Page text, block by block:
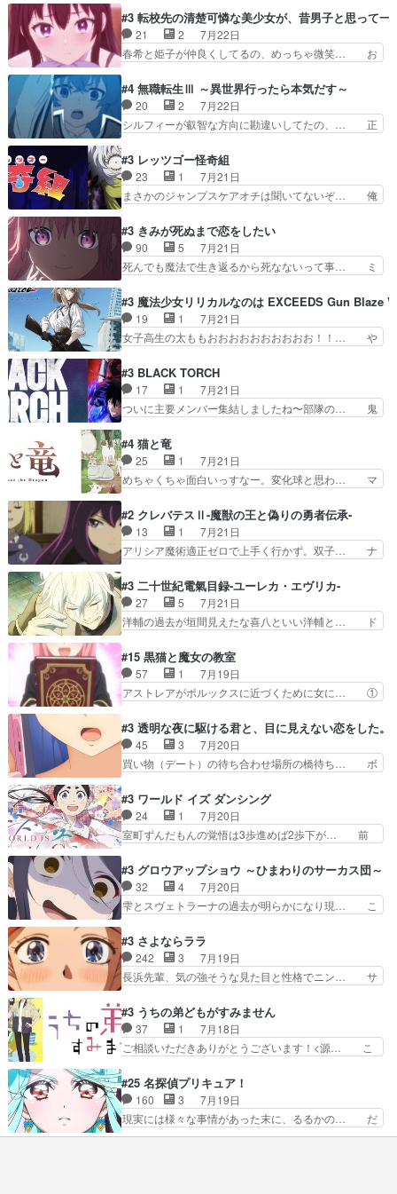
然にに求めていたのは頭の… 主人公含めどいつも
こいつもカラフルなだけ… 跡継ぎ候補多すぎるw
参加しなかった人気に…
2029年の科学文明について我々の世界… まず、
効果音がいい。私が思うに、銃撃戦が… いきなり
のハラハラ感。犯人をどんどん追い… 擬似記憶な
の本物なのか分からないと思う？… をバンダイチ
OVAならアリかな。ICT… 冒頭のアクションから
釘付けだった。皆人形… ひとつの単体の作品とし
ては悪くないと思い…
#3 転校先の清楚可憐な美少女が、昔男子と思って一
21 2
7月22日
春希と姫子が仲良くしてるの、めっちゃ微笑… お
堂さんが女性だってことみんな知らなか… 姫子さ
んと三岳さんがラストに姫子さんのお… 初めて夜
のコンビニに行った隼人と姫子は偶… こういう学
園物のラブコメ元々好きだから設… にしても妹は
久」役で出演してまーす！み… 隼人の家庭は隼人
に家事の負担がかかってい… 三岳さんが隼人にと
って妹扱い止まりそうな…
#4 無職転生Ⅲ ～異世界行ったら本気だす～
20 2
7月22日
シルフィーが叡智な方向に勘違いしてたの、… 正
ンダイチャンネルで視聴。リーリャさん… なんか
腹立つなぁルーデウスめ…これでエリ… トレント
は後に何らかの際に活躍するんやろ… アイシ
ャ、、、なんと末恐ろしい妹なんだ！… ルーデウ
しゃあない。狂犬かくましいつ来… 本作はぬるい
ハーレムではなく、真面目に一… エリスはしばら
くEDだけやね。アイシャ、…
#3 レッツゴー怪奇組
23 1
7月21日
まさかのジャンプスケアオチは聞いてないぞ… 俺
ャ子の従姉妹シュラ子登場。主人公眼福… 跡目争
いの新キャラ登場で、今回はシュール… めちゃ子
のいとこかわいい今回主人公の驚き… メチャ子を
くしゃみと鼻水が止まらなくなる… お父さんに押
をちびっ子にしたあの玉、も… 半裸の警官の方が
怖い。ライバルキャラかわ… 霊媒師が人の肩に霊
を乗せるな笑なんてモノ…
#3 きみが死ぬまで恋をしたい
90 5
7月21日
死んでも魔法で生き返るから死なないって事… ミ
ミ、最後のその顔は怖いよ...。てかタ… もはや人
間なのかも怪しい戦闘シーンがない… 今話第LO
／原画で参加させていただきまし… 皆大好き、ロ
リの全裸だーーーーーーッッッ… シーナとミミが
芽吹く百合の花。ミミ(c… ルームメイト1ヶ月経
ってシーナがミミの人… もう後戻りできないぞ」
してくるとは思わん…
#3 魔法少女リリカルなのは EXCEEDS Gun Blaze
19 1
7月21日
女子高生の太ももおおおおおおおおおお！！… や
瀬シイナと夜海トワ』今回はフォロワー… なのは
と出逢い炎の魔人の能力を人類の為に… ・シイ
ナ、トワと出会う親近感を感じる2人… 篠宮マナ
が登場したけど公式サイトに20歳… リリカルな
ちゃ食うやん魔人狩りチーム強… 人類滅亡寸前ま
で追い詰められていたのに、… 第３話をU-NEXT
で視聴しました。視聴…
#3 BLACK TORCH
17 1
7月21日
ついに主要メンバー集結しましたね〜部隊の… 鬼
描いたようなチョロインだったな。下半… 前回か
ら引き続いてじいさんとの決別の冒頭… あっちは
呪霊でこっちは物怪。忍者っぽいア… 護衛対象と
なる弐郎を連れて隠密局へ、彼の… →現状展開が
た弐郎は鬼子母神一華の護衛… 護衛はお尻一華、
ここは定番やっぱ物の怪の… ①敵は会話してる最
中の同乗者を物音一つ発…
#4 猫と竜
25 1
7月21日
めちゃくちゃ面白いっすなー。変化球と思わ… マ
代もの猫たちの誕生と成長を見守る猫竜… 前回猫
たちで熊退治をしていた中の一匹の猫… と思って
みにいったらクロバネのCV.速水… 「おじちゃん
は身内に甘い」で、いきなり笑… ガチで素晴らし
た子猫たちのその後が描か… 王子の旅の始まりは
確かにそうでしたよね！… リゼロ見終わっちゃっ
てほのぼの系がいいか…
#2 クレバテスⅡ-魔獣の王と偽りの勇者伝承-
13 1
7月21日
アリシア魔術適正ゼロで上手く行かず。双子… ナ
紹介の時台に乗ってるサラサ可愛いw学… ナイ
エ・シフォンリッツの出番が多くて嬉し… 石田で
こいつワルだな。なぜ大猿に変身した… 2冊目の
トアの書は学長の手に1話冒頭と合… アリシアと
たのにロリ化されて学生にされ… これはいい黒沢
ともよ。笑いのセンスも合う… ナイエのリアクシ
ョンが面白い。ローメイン…
#3 二十世紀電氣目録-ユーレカ・エヴリカ-
27 5
7月21日
洋輔の過去が垣間見えたな喜八といい洋輔と… ド
が目録に固執する理由もほぼ明らかとな… これ京
アニだったのかそのわりにはそこまで… 清六兄ち
ゃんと喜八、清六と洋輔それぞれの… 化学的作用
に依りて継続して…電池と称すっ… 洋輔、清六の
えてみんなで物作りで一気に… 作画は最高なのに
話がつまらない。やっぱ京… 天下り式に竹のフィ
ラメントが出てきたのは…
#15 黒猫と魔女の教室
57 1
7月19日
アストレアがポルックスに近づくために女に… ①
はアストレアの野望による性転換、後半… アスト
レア君の作戦に皆巻き込まれてて草捕… アストレ
アが作った薬によって男女入れ替わ… アルトレア
がポルックスのこと好きとは言え… アストレアが
払い騒動と賑やかでいいねw… 偉大な父を持つが
故の悩(独自のおっぱい論… 鉄板中の鉄板、性転
換と酩酊ネタの二連発(…
#3 透明な夜に駆ける君と、目に見えない恋をした。
45 3
7月20日
買い物（デート）の待ち合わせ場所の橋待ち… ボ
を照らす打ち上げ花火。人混みの中、み… どんど
んキュンが増えていく展開に毎回わく… ちょこっ
と書ければと風が吹き手元にあった… 』は、率直
に言って脚本と演出が悪いと思う… 小春の目が見
と、空野の億劫さがリアルだ… かけると小春、二
人が一緒に過ごす時間が描… ヒロインの目が不自
由だから音を大切にして…
#3 ワールド イズ ダンシング
24 1
7月20日
室町ずんだもんの覚悟は3歩進めば2歩下が… 前
が主人公の漫画がアニメになったらし… 壮絶だっ
た…30分で2時間の映画のように… すべての表現
がピタリと揃った傑作本当に素… たまに現れて謎
のアドバイスをしてくれるお… 可愛いキャラデザ
とが決まる。更に父から… 再び鬼夜叉を導く、素
性不明の彼の名前を知… 恵まれた身分に甘え、修
練を怠るキャラは苦…
#3 グロウアップショウ ～ひまわりのサーカス団～
32 4
7月20日
雫とスヴェトラーナの過去が明らかになり現… こ
県豊川市付近が舞台なのか～現地にも出… 前回に
引き続き、今回もおぱんつであります… キャラク
ターが可愛いのはもちろん、ストー… 皇ではなく
ひまわりを蔑ろにして皇に乗り換… 傷跡なんか、
外あまり見どころがない。1… いや～、めちゃく
ちゃおもしろいね。瑞佳は… キャラデザが映える
のは勿論だけど脚本に歩…
#3 さよならララ
242 3
7月19日
長浜先輩、気の強そうな見た目と性格でニン… サ
なったからユリ確定！＼(^o^)／ラ… プロローグ
的な１話、２話からの浮世離れし… 茉里のボクシ
ングにかける真摯さ格好良かっ… 今回はゲストが
２名！ワンピースの作画さん… あほって言う茉里
母親を失い、アウェーの… ３話の地味に好きポイ
ントは、冒頭でララが… ボクシング部部員たちの
設定を公開！辻さん…
#3 うちの弟どもがすみません
37 1
7月18日
ご相談いただきありがとうございます！<源… こ
家事を頑張り過ぎてテストの結果が酷く… 糸ちゃ
んと源くん、類くんのお買い物シーン… ３話にし
てもう普通に物語が楽しみになっち… 類くんの将
来の夢が微笑ましいまだまだ甘え… 前髪ぱっつん
#25 名探偵プリキュア！
160 3
7月19日
現実には様々な事情があった末に、るるかの… だ
からるるかが「まどろっこしい」と称され… エク